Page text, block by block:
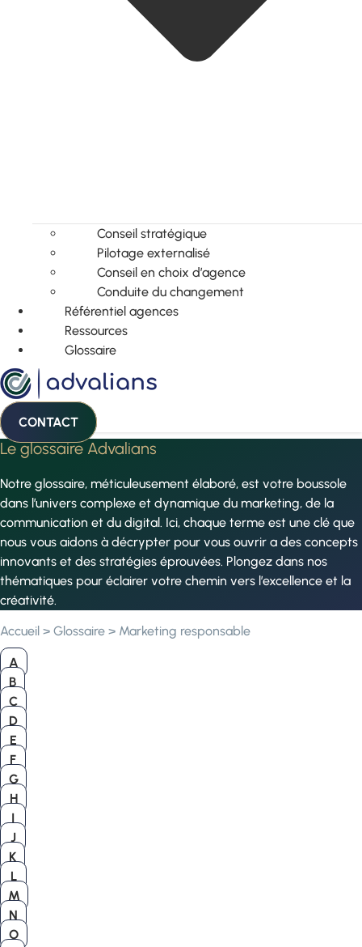
Conseil stratégique
Pilotage externalisé
Conseil en choix d’agence
Conduite du changement
Référentiel agences
Ressources
Glossaire
CONTACT
Le glossaire Advalians
Notre glossaire, méticuleusement élaboré, est votre boussole
dans l’univers complexe et dynamique du marketing, de la
communication et du digital. Ici, chaque terme est une clé que
nous vous aidons à décrypter pour vous ouvrir a des concepts
innovants et des stratégies éprouvées. Plongez dans nos
thématiques pour éclairer votre chemin vers l’excellence et la
créativité.
Accueil > Glossaire > Marketing responsable
A
B
C
D
E
F
G
H
I
J
K
L
M
N
O